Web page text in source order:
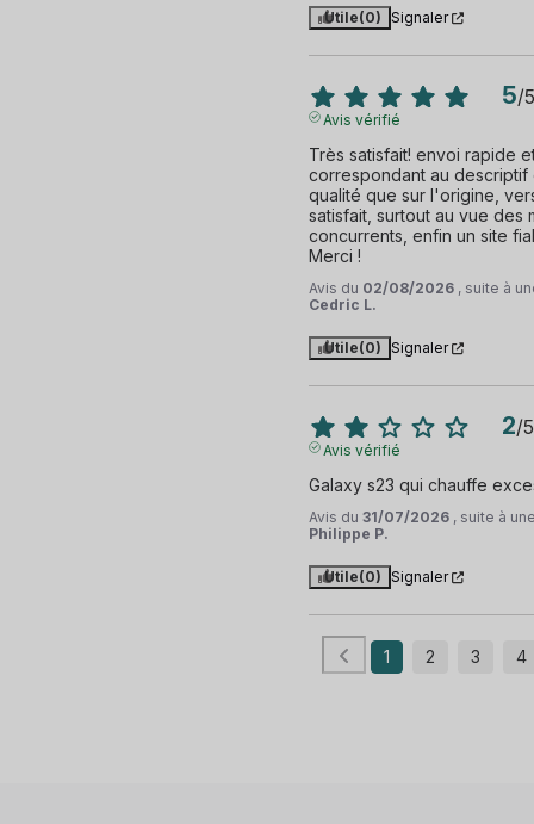
Utile(0) Signaler
5/5
Avis vérifié
Très satisfait! envoi rapide
correspondant au descriptif
qualité que sur l'origine,
satisfait, surtout au vue des
concurrents, enfin un site
Merci !
Avis du 02/08/2026 , suite à
Cedric L.
Utile(0) Signaler
2/5
Avis vérifié
Galaxy s23 qui chauffe
Avis du 31/07/2026 , suite à
Philippe P.
Utile(0) Signaler
1 2 3 4